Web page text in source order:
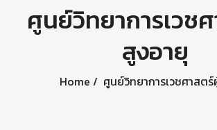
ศูนย์วิทยาการเวช
สูงอายุ
Home ศูนย์วิทยาการเวชศาสต